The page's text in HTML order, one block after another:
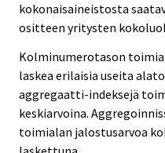
kokonaisaineistosta
ositteen yritysten
Kolminumerotason
laskea erilaisia useita
aggregaatti-indeksejä
keskiarvoina.
toimialan jalostusarvoa